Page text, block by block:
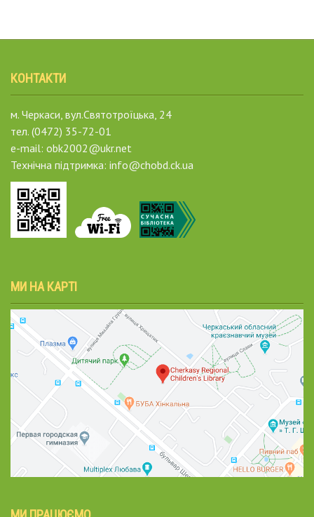
КОНТАКТИ
м. Черкаси, вул.Святотроїцька, 24
тел. (0472) 35-72-01
e-mail: obk2002@ukr.net
Технічна підтримка: info@chobd.ck.ua
МИ НА КАРТІ